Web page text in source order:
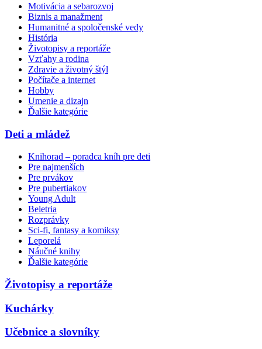
Motivácia a sebarozvoj
Biznis a manažment
Humanitné a spoločenské vedy
História
Životopisy a reportáže
Vzťahy a rodina
Zdravie a životný štýl
Počítače a internet
Hobby
Umenie a dizajn
Ďalšie kategórie
Deti a mládež
Knihorad – poradca kníh pre deti
Pre najmenších
Pre prvákov
Pre pubertiakov
Young Adult
Beletria
Rozprávky
Sci-fi, fantasy a komiksy
Leporelá
Náučné knihy
Ďalšie kategórie
Životopisy a reportáže
Kuchárky
Učebnice a slovníky